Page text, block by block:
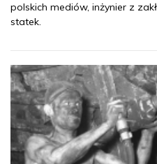
polskich mediów, inżynier z
statek.